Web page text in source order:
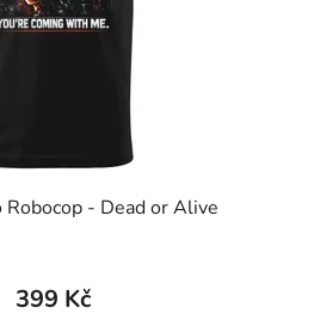
Robocop - Dead or Alive
399 Kč